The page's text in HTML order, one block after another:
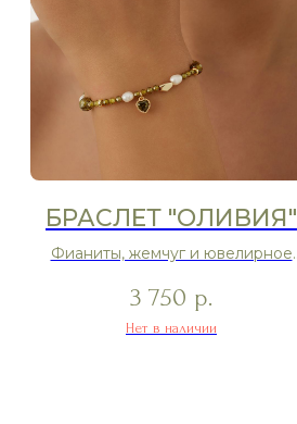
БРАСЛЕТ "ОЛИВИЯ"
Фианиты, жемчуг и ювелирное
3 750 р.
Нет в наличии